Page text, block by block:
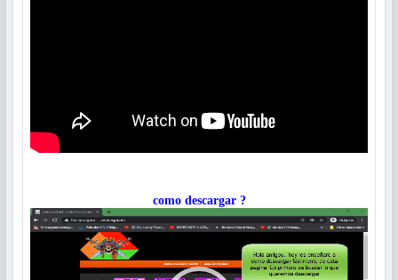
como descargar ?
Reproductor
de